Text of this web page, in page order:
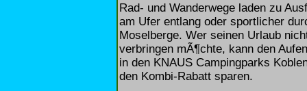
Rad- und Wanderwege laden zu
am Ufer entlang oder sportlicher
Moselberge. Wer seinen Urlaub
verbringen mÃ¶chte, kann den
in den KNAUS Campingparks
den Kombi-Rabatt sparen.